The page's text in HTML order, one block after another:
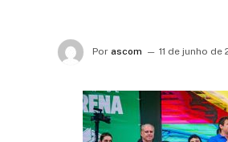
Por ascom 11 de junho de